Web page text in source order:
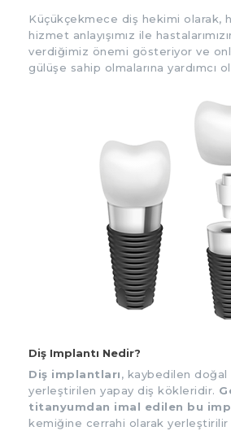
Küçükçekmece diş hekimi olarak,
hizmet anlayışımız ile
verdiğimiz önemi gösteriyor ve
gülüşe sahip olmalarına yardımcı
Diş Implantı Nedir?
Diş implantları, kaybedilen doğal
yerleştirilen yapay diş kökleridir.
titanyumdan imal edilen bu
kemiğine cerrahi olarak yerleştirilir